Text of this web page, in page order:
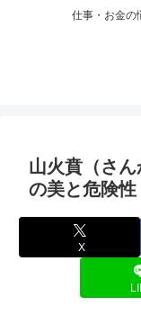
仕事・お金の
山火賁（さ
の美と危険性
X